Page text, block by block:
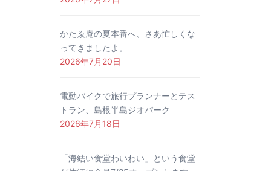
かたゑ庵の夏本番へ、さあ忙しくな
ってきましたよ。
2026年7月20日
電動バイクで旅行プランナーとテス
トラン、島根半島ジオパーク
2026年7月18日
「海結い食堂わいわい」という食堂